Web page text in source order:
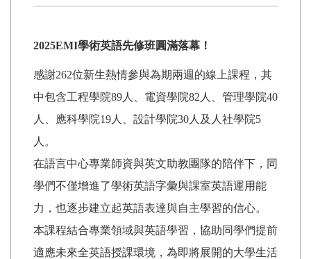
2025EMI學術英語先修班圓滿落幕！
感謝262位新生熱情參與為期兩週的線上課程，其
中包含工程學院89人、電資學院82人、管理學院40
人、應科學院19人、設計學院30人及人社學院5
人。
在語言中心專業師資與英文助教團隊的陪伴下，同
學們不僅增進了學術英語字彙與課室英語運用能
力，也逐步建立起英語表達與自主學習的信心。
本課程結合專業領域與英語學習，協助同學們提前
適應未來全英語授課環境，為即將展開的大學生活